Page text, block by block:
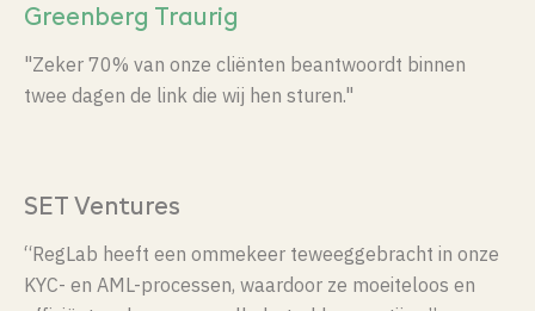
Greenberg Traurig
"Zeker 70% van onze cliënten beantwoordt binnen
twee dagen de link die wij hen sturen."
SET Ventures
“RegLab heeft een ommekeer teweeggebracht in onze
KYC- en AML-processen, waardoor ze moeiteloos en